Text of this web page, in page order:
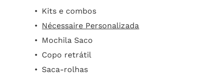
Kits e combos
Nécessaire Personalizada
Mochila Saco
Copo retrátil
Saca-rolhas